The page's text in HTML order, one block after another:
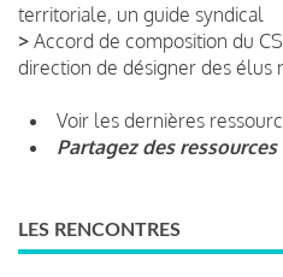
territoriale, un guide syndical
> Accord de composition du
direction de désigner des élus
Voir les dernières
Partagez des ressources
LES RENCONTRES